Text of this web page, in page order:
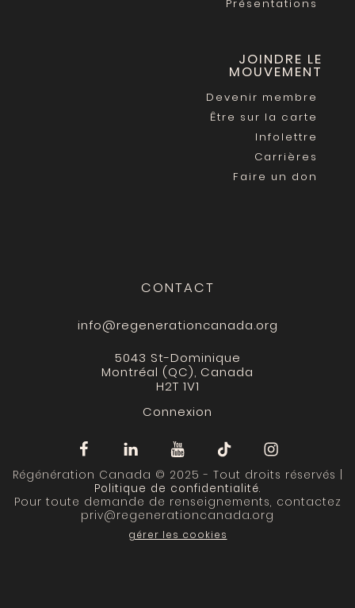
Présentations
JOINDRE LE
MOUVEMENT
Devenir membre
Être sur la carte
Infolettre
Carrières
Faire un don
CONTACT
info@regenerationcanada.org
5043 St-Dominique
Montréal (QC), Canada
H2T 1V1
Connexion
Régénération Canada © 2025 - Tout droits réservés |
Politique de confidentialité.
Pour toute demande de renseignements, contactez
priv@regenerationcanada.org
gérer les cookies